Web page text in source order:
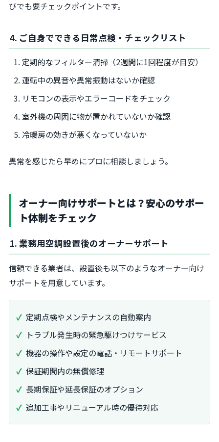
びでも要チェックポイントです。
4. ご自身でできる日常点検・チェックリスト
定期的なフィルター清掃（2週間に1回程度が目安）
運転中の異音や異常振動はないか確認
リモコンの表示やエラーコードをチェック
室外機の周囲に物が置かれていないか確認
冷暖房の効きが悪くなっていないか
異常を感じたら早めにプロに相談しましょう。
オーナー向けサポートとは？安心のサポー
ト体制をチェック
1. 業務用空調設置後のオーナーサポート
信頼できる業者は、設置後も以下のようなオーナー向け
サポートを用意しています。
定期点検やメンテナンスの自動案内
トラブル発生時の緊急駆けつけサービス
機器の操作や設定の電話・リモートサポート
保証期間内の無償修理
長期保証や延長保証のオプション
追加工事やリニューアル時の優待対応